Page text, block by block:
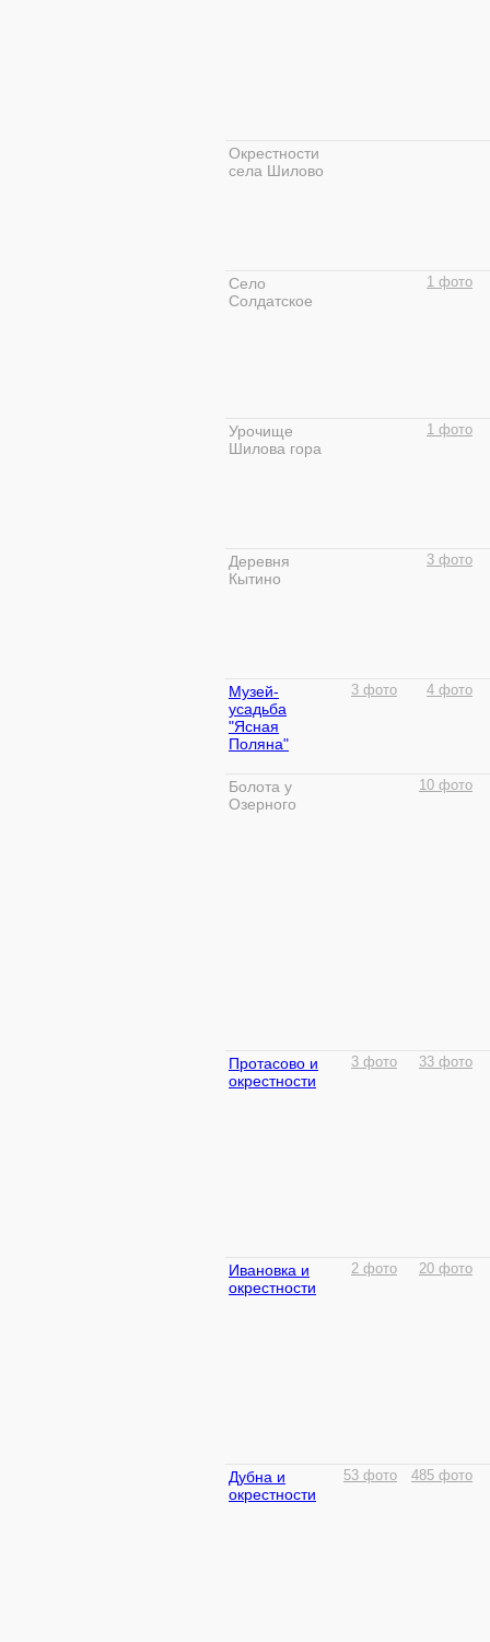
Окрестности
села Шилово
Село
Солдатское
1 фото
Урочище
Шилова гора
1 фото
Деревня
Кытино
3 фото
Музей-
усадьба
"Ясная
Поляна"
3 фото 4 фото
Болота у
Озерного
10 фото
Протасово и
окрестности
3 фото 33 фото
Ивановка и
окрестности
2 фото 20 фото
Дубна и
окрестности
53 фото 485 фото